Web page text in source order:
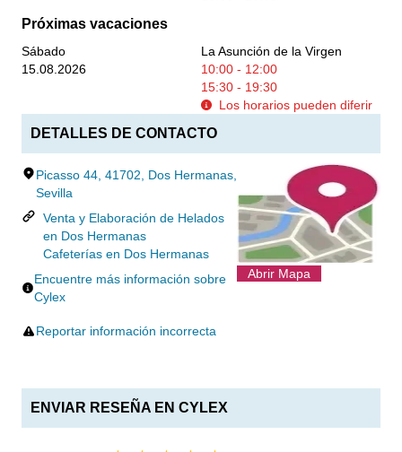
Próximas vacaciones
Sábado
La Asunción de la Virgen
15.08.2026
10:00 - 12:00
15:30 - 19:30
Los horarios pueden diferir
DETALLES DE CONTACTO
Picasso 44, 41702, Dos Hermanas,
Sevilla
Venta y Elaboración de Helados
en Dos Hermanas
Cafeterías en Dos Hermanas
Encuentre más información sobre
Cylex
Reportar información incorrecta
Abrir Mapa
ENVIAR RESEÑA EN CYLEX